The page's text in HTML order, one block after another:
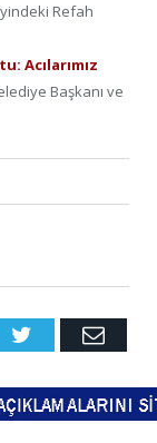
Refah
Acılarımız
Başkanı ve
Twitter Email